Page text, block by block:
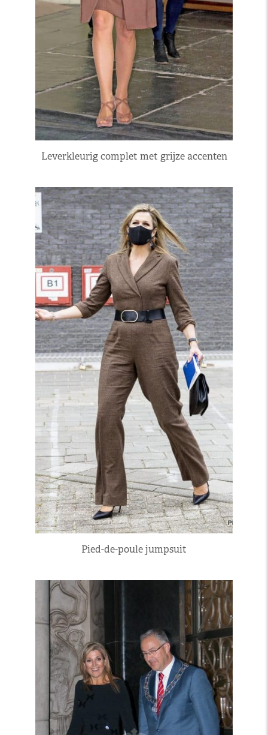
Leverkleurig complet met grijze accenten
Pied-de-poule jumpsuit